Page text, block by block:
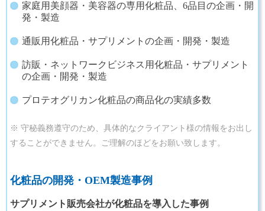
家庭用美顔器・美容器の専用化粧品、6品目の企画・開
発・製造
通販用化粧品・サプリメントの企画・開発・製造
訪販・ネットワークビジネス用化粧品・サプリメント
の企画・開発・製造
プロテオグリカン化粧品の商品化の実績多数
※ 守秘義務遵守のため、具体的なクライアント様の情報をお出し
することができません。ご理解のほどをお願い致します。
化粧品の開発・OEM製造事例
サプリメント販売会社が化粧品を導入した事例